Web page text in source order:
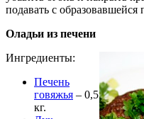
подавать с образовавшейся
Оладьи из печени
Ингредиенты:
Печень
говяжья – 0,5
кг.